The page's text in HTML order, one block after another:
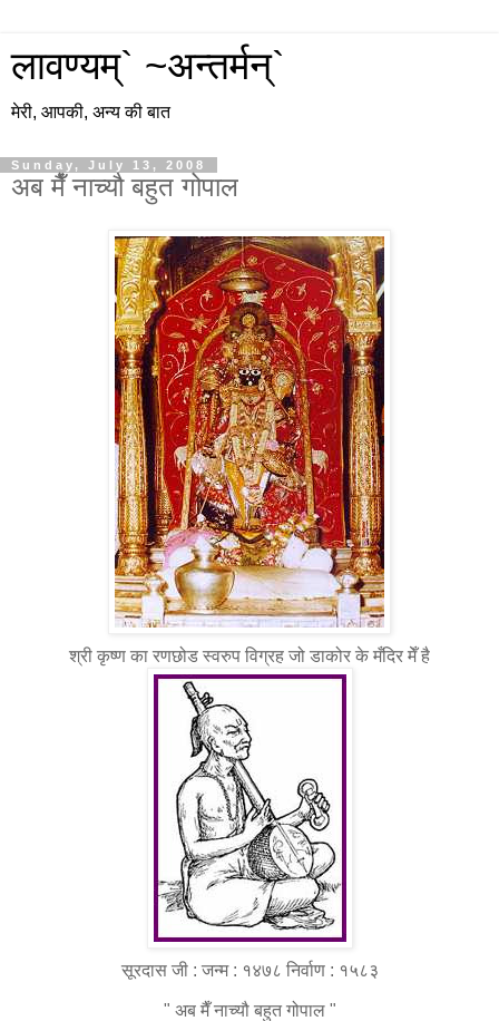
लावण्यम्` ~अन्तर्मन्`
मेरी, आपकी, अन्य की बात
Sunday, July 13, 2008
अब मैँ नाच्यौ बहुत गोपाल
श्री कृष्ण का रणछोड स्वरुप विग्रह जो डाकोर के मँदिर मेँ है
सूरदास जी : जन्म : १४७८ निर्वाण : १५८३
" अब मैँ नाच्यौ बहुत गोपाल "